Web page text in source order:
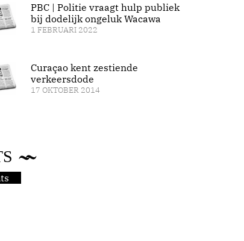
PBC | Politie vraagt hulp publiek
bij dodelijk ongeluk Wacawa
1 FEBRUARI 2022
Curaçao kent zestiende
verkeersdode
17 OKTOBER 2014